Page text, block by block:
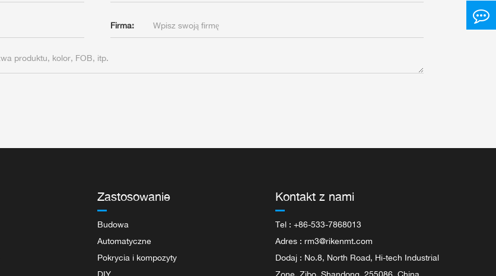
Firma:
Zastosowanie
Budowa
Automatyczne
Pokrycia i kompozyty
DIY
Kontakt z nami
Tel : +86-533-7868013
Adres : rm3@rikenmt.com
Dodaj : No.8, North Road, Hi-tech Industrial
Zone, Zibo, Shandong, 255086, China